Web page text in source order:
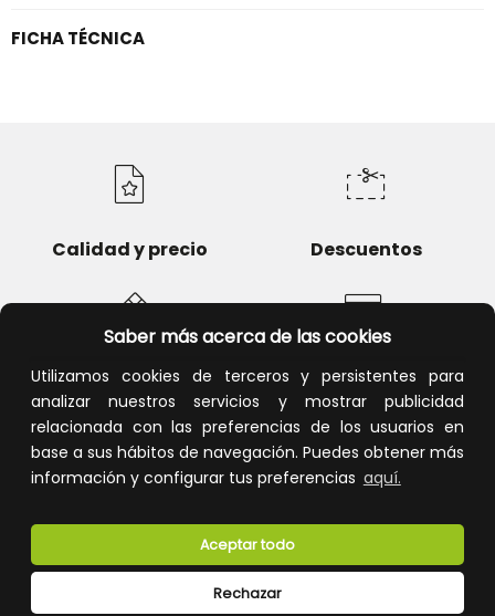
Saber más acerca de las cookies
Utilizamos cookies de terceros y persistentes para
analizar nuestros servicios y mostrar publicidad
relacionada con las preferencias de los usuarios en
base a sus hábitos de navegación. Puedes obtener más
información y configurar tus preferencias aquí.
Rechazar
Aceptar todo
FICHA TÉCNICA
Calidad y precio Descuentos
Devoluciones Pago seguro